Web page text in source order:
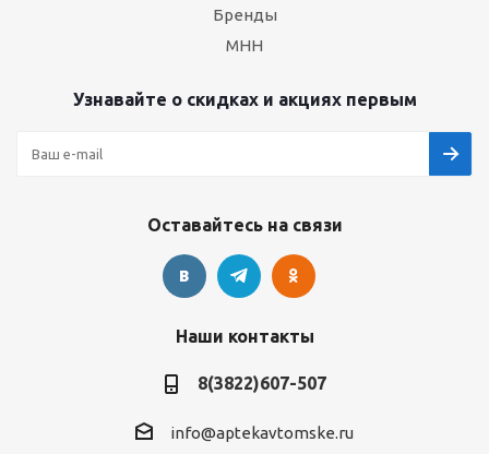
Бренды
МНН
Узнавайте о скидках и акциях первым
Оставайтесь на связи
Наши контакты
8(3822)607-507
info@aptekavtomske.ru